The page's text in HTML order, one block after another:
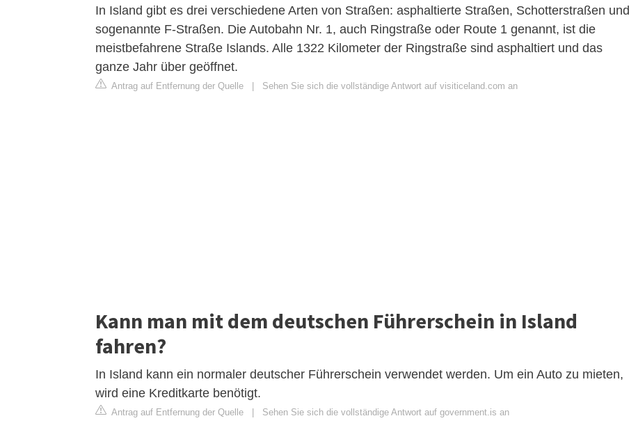
In Island gibt es drei verschiedene Arten von Straßen: asphaltierte Straßen, Schotterstraßen und
sogenannte F-Straßen. Die Autobahn Nr. 1, auch Ringstraße oder Route 1 genannt, ist die
meistbefahrene Straße Islands. Alle 1322 Kilometer der Ringstraße sind asphaltiert und das
ganze Jahr über geöffnet.
Antrag auf Entfernung der Quelle Sehen Sie sich die vollständige Antwort auf visiticeland.com an
Kann man mit dem deutschen Führerschein in Island
fahren?
In Island kann ein normaler deutscher Führerschein verwendet werden. Um ein Auto zu mieten,
wird eine Kreditkarte benötigt.
Antrag auf Entfernung der Quelle Sehen Sie sich die vollständige Antwort auf government.is an